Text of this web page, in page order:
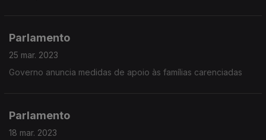
Parlamento
25 mar. 2023
Governo anuncia medidas de apoio às famílias carenciadas
Parlamento
18 mar. 2023